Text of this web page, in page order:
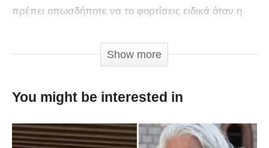
πρέπει οπωσδήποτε να το φορτίσεις ειδικά όταν η
περιμένεις. Σε αυτό το βίντεο που δημοσιεύτηκε στο
YouTube και συγκεκριμένα στο κανάλι «pranks» θα
αεροδρόμιο και να καταγράφουν την αντίδραση των
χρησιμοποιήσουν.
Show more
You might be interested in